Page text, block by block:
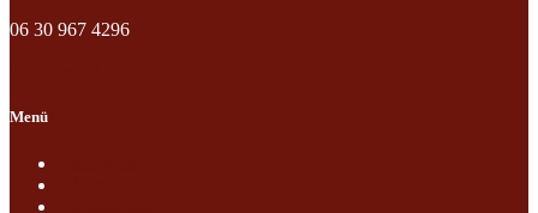
06 30 967 4296
Menü